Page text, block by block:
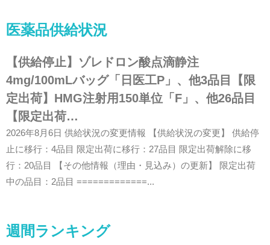
医薬品供給状況
【供給停止】ゾレドロン酸点滴静注
4mg/100mLバッグ「日医工P」、他3品目【限
定出荷】HMG注射用150単位「F」、他26品目
【限定出荷…
2026年8月6日 供給状況の変更情報 【供給状況の変更】 供給停
止に移行：4品目 限定出荷に移行：27品目 限定出荷解除に移
行：20品目 【その他情報（理由・見込み）の更新】 限定出荷
中の品目：2品目 =============...
週間ランキング